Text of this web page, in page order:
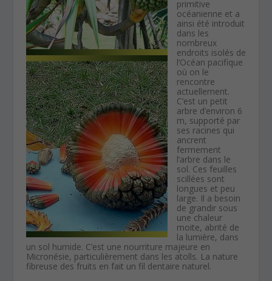
primitive
océanienne et a
ainsi été introduit
dans les
nombreux
endroits isolés de
l’Océan pacifique
où on le
rencontre
actuellement.
C’est un petit
arbre d’environ 6
m, supporté par
ses racines qui
ancrent
fermement
l’arbre dans le
sol. Ces feuilles
scillées sont
longues et peu
large. Il a besoin
de grandir sous
une chaleur
moite, abrité de
la lumière, dans
un sol humide. C’est une nourriture majeure en
Micronésie, particulièrement dans les atolls. La nature
fibreuse des fruits en fait un fil dentaire naturel.